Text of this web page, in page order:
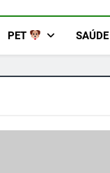
PET SAÚDE